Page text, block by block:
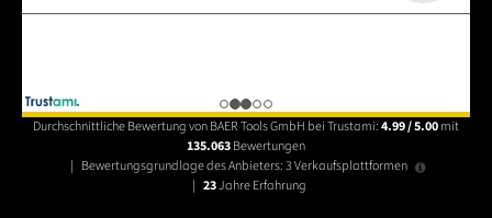
Durchschnittliche Bewertung von BAER Tools GmbH bei Trustami:4.99 / 5.00mit
135.063Bewertungen
| Bewertungsgrundlage des Anbieters: 3 Verkaufsplattformen
| 23Jahre Erfahrung